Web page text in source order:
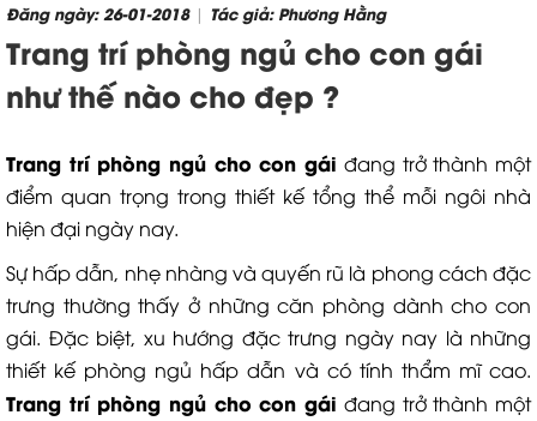
Đăng ngày: 26-01-2018| Tác giả: Phương Hằng
Trang trí phòng ngủ cho con gái
như thế nào cho đẹp ?
Trang trí phòng ngủ cho con gái đang trở thành một
điểm quan trọng trong thiết kế tổng thể mỗi ngôi nhà
hiện đại ngày nay.
Sự hấp dẫn, nhẹ nhàng và quyến rũ là phong cách đặc
trưng thường thấy ở những căn phòng dành cho con
gái. Đặc biệt, xu hướng đặc trưng ngày nay là những
thiết kế phòng ngủ hấp dẫn và có tính thẩm mĩ cao.
Trang trí phòng ngủ cho con gái đang trở thành một